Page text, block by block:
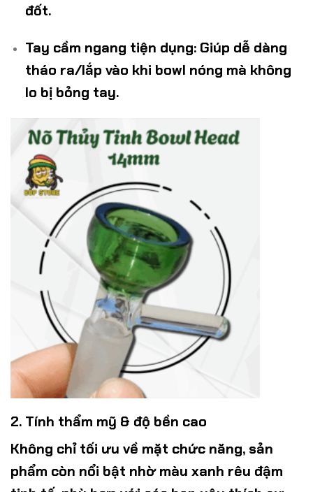
đốt.
Tay cầm ngang tiện dụng: Giúp dễ dàng
tháo ra/lắp vào khi bowl nóng mà không
lo bị bỏng tay.
2. Tính thẩm mỹ & độ bền cao
Không chỉ tối ưu về mặt chức năng, sản
phẩm còn nổi bật nhờ màu xanh rêu đậm